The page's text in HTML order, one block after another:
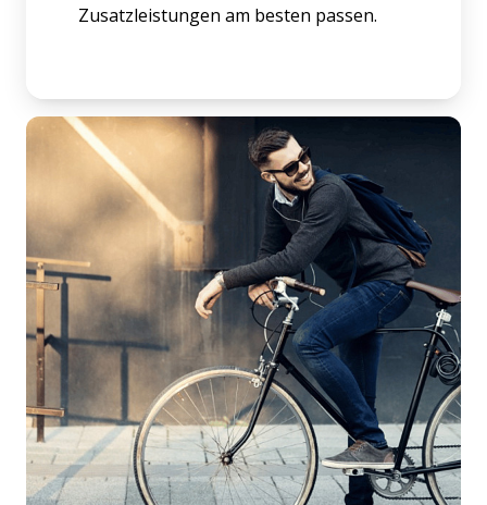
Zusatzleistungen am besten passen.